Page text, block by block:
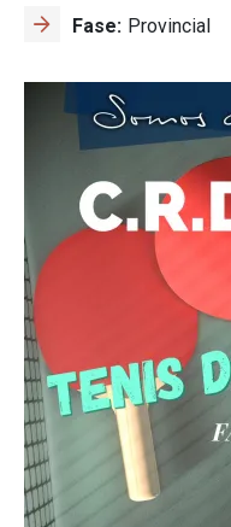
Fase Provincial